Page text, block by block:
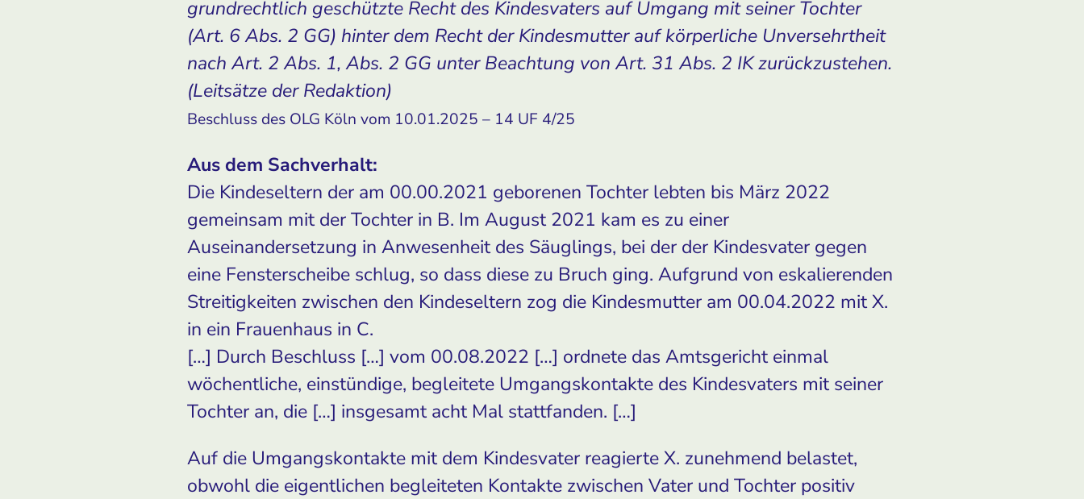
grundrechtlich geschützte Recht des Kindesvaters auf Umgang mit seiner Tochter
(Art. 6 Abs. 2 GG) hinter dem Recht der Kindesmutter auf körperliche Unversehrtheit
nach Art. 2 Abs. 1, Abs. 2 GG unter Beachtung von Art. 31 Abs. 2 IK zurückzustehen.
(Leitsätze der Redaktion)
Beschluss des OLG Köln vom 10.01.2025 – 14 UF 4/25
Aus dem Sachverhalt:
Die Kindeseltern der am 00.00.2021 geborenen Tochter lebten bis März 2022
gemeinsam mit der Tochter in B. Im August 2021 kam es zu einer
Auseinandersetzung in Anwesenheit des Säuglings, bei der der Kindesvater gegen
eine Fensterscheibe schlug, so dass diese zu Bruch ging. Aufgrund von eskalierenden
Streitigkeiten zwischen den Kindeseltern zog die Kindesmutter am 00.04.2022 mit X.
in ein Frauenhaus in C.
[…] Durch Beschluss […] vom 00.08.2022 […] ordnete das Amtsgericht einmal
wöchentliche, einstündige, begleitete Umgangskontakte des Kindesvaters mit seiner
Tochter an, die […] insgesamt acht Mal stattfanden. […]
Auf die Umgangskontakte mit dem Kindesvater reagierte X. zunehmend belastet,
obwohl die eigentlichen begleiteten Kontakte zwischen Vater und Tochter positiv